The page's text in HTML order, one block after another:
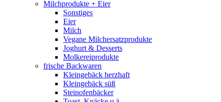
Milchprodukte + Eier
Sonstiges
Eier
Milch
Vegane Milchersatzprodukte
Joghurt & Desserts
Molkereiprodukte
frische Backwaren
Kleingebäck herzhaft
Kleingebäck süß
Steinofenbäcker